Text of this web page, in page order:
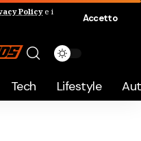
Policye i
Accetto
Tech Lifestyle